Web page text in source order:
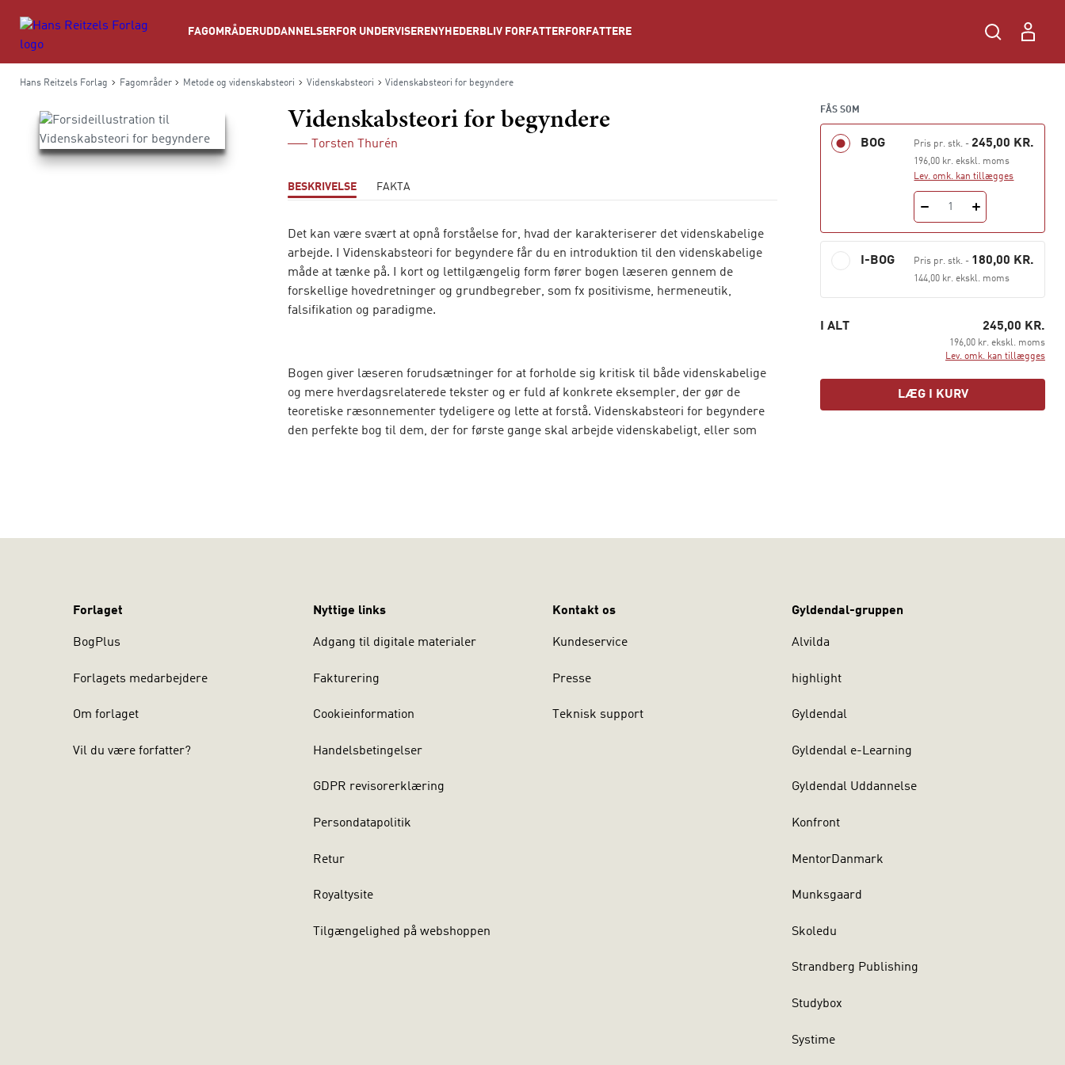
FAGOMRÅDERUDDANNELSER FOR UNDERVISERE NYHEDER BLIV FORFATTER FORFATTERE
Hans Reitzels Forlag Fagområder Metode og videnskabsteori Videnskabsteori Videnskabsteori for begyndere
Videnskabsteori for begyndere
Torsten Thurén
BESKRIVELSE FAKTA
Det kan være svært at opnå forståelse for, hvad der karakteriserer det videnskabelige
arbejde. I Videnskabsteori for begyndere får du en introduktion til den videnskabelige
måde at tænke på. I kort og lettilgængelig form fører bogen læseren gennem de
forskellige hovedretninger og grundbegreber, som fx positivisme, hermeneutik,
falsifikation og paradigme.
Bogen giver læseren forudsætninger for at forholde sig kritisk til både videnskabelige
og mere hverdagsrelaterede tekster og er fuld af konkrete eksempler, der gør de
teoretiske ræsonnementer tydeligere og lette at forstå. Videnskabsteori for begyndere
den perfekte bog til dem, der for første gange skal arbejde videnskabeligt, eller som
FÅS SOM
BOG Pris pr. stk. - 245,00 KR.
196,00 kr. ekskl. moms
Lev. omk. kan tillægges
1
I-BOG Pris pr. stk. - 180,00 KR.
144,00 kr. ekskl. moms
I ALT 245,00 KR.
196,00 kr. ekskl. moms
Lev. omk. kan tillægges
LÆG I KURV
Forlaget
BogPlus
Forlagets medarbejdere
Om forlaget
Vil du være forfatter?
Nyttige links
Adgang til digitale materialer
Fakturering
Cookieinformation
Handelsbetingelser
GDPR revisorerklæring
Persondatapolitik
Retur
Royaltysite
Tilgængelighed på webshoppen
Kontakt os
Kundeservice
Presse
Teknisk support
Gyldendal-gruppen
Alvilda
highlight
Gyldendal
Gyldendal e-Learning
Gyldendal Uddannelse
Konfront
MentorDanmark
Munksgaard
Skoledu
Strandberg Publishing
Studybox
Systime